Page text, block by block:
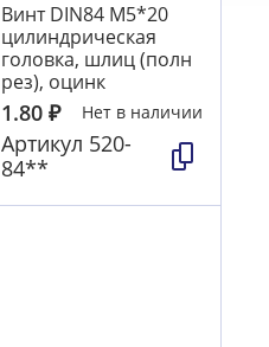
Винт DIN84 М5*20
цилиндрическая
головка, шлиц (полн
рез), оцинк
1.80 ₽ Нет в наличии
Артикул 520-
84**